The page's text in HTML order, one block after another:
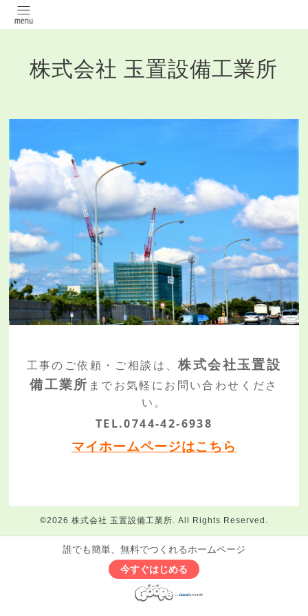
株式会社 玉置設備工業所
工事のご依頼・ご相談は、株式会社玉置設
備工業所 までお気軽にお問い合わせくださ
い。
TEL.0744-42-6938
マイホームページはこちら
©2026 株式会社 玉置設備工業所. All Rights Reserved.
誰でも簡単、無料でつくれるホームページ
今すぐはじめる